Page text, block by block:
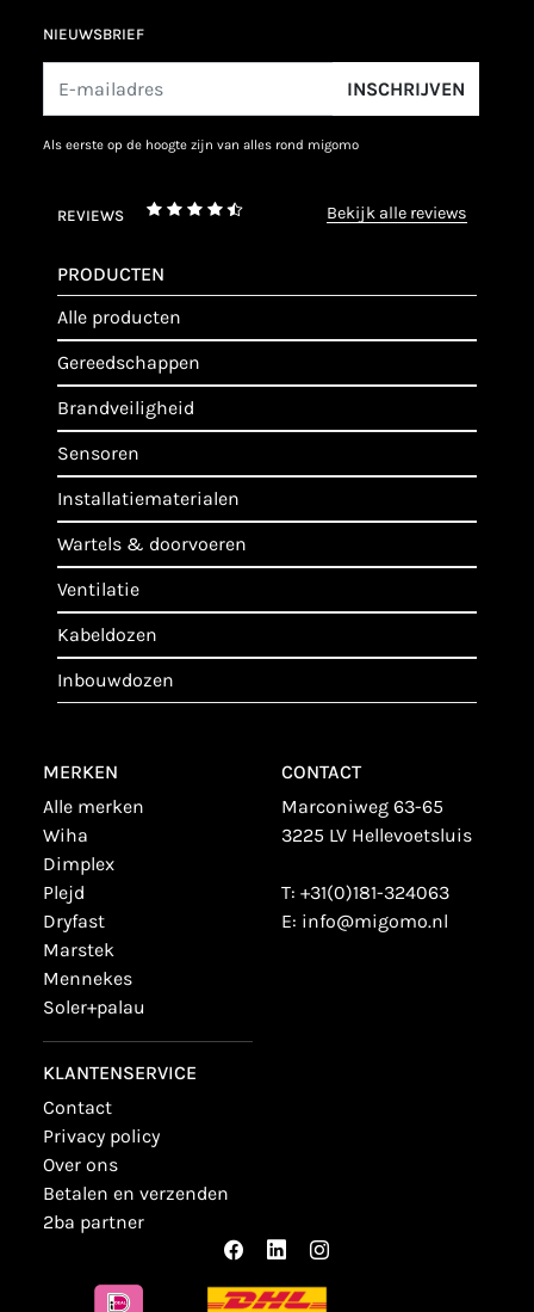
NIEUWSBRIEF
INSCHRIJVEN
als eerste op de hoogte zijn van alles rond migomo
REVIEWS bekijk alle reviews
PRODUCTEN
alle producten
gereedschappen
brandveiligheid
sensoren
installatiematerialen
wartels & doorvoeren
ventilatie
kabeldozen
inbouwdozen
MERKEN
alle merken
wiha
dimplex
plejd
dryfast
marstek
mennekes
soler+palau
KLANTENSERVICE
contact
privacy policy
over ons
betalen en verzenden
2ba partner
CONTACT
Marconiweg 63-65
3225 LV Hellevoetsluis
T: +31(0)181-324063
E: info@migomo.nl